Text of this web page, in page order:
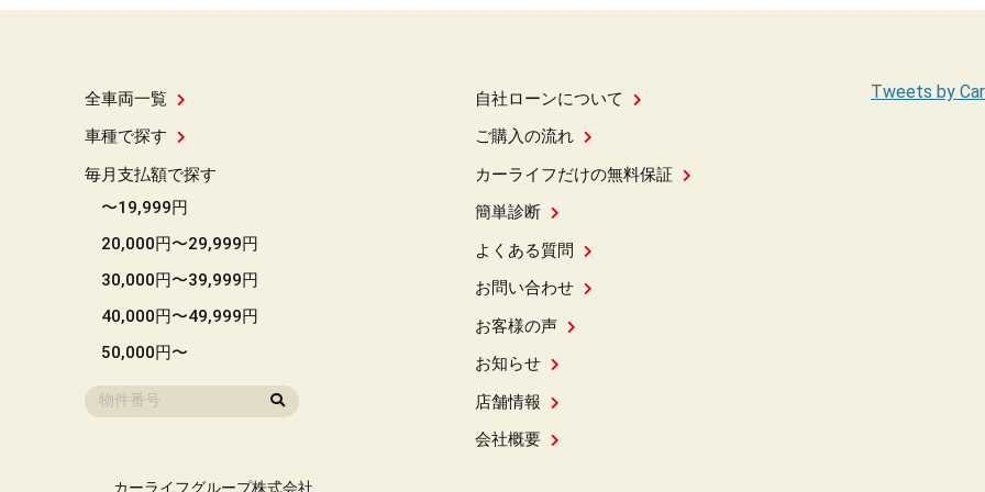
全車両一覧
車種で探す
毎月支払額で探す
〜19,999円
20,000円〜29,999円
30,000円〜39,999円
40,000円〜49,999円
50,000円〜
自社ローンについて
ご購入の流れ
カーライフだけの無料保証
簡単診断
よくある質問
お問い合わせ
お客様の声
お知らせ
店舗情報
会社概要
Tweets by
カーライフグループ株式会社